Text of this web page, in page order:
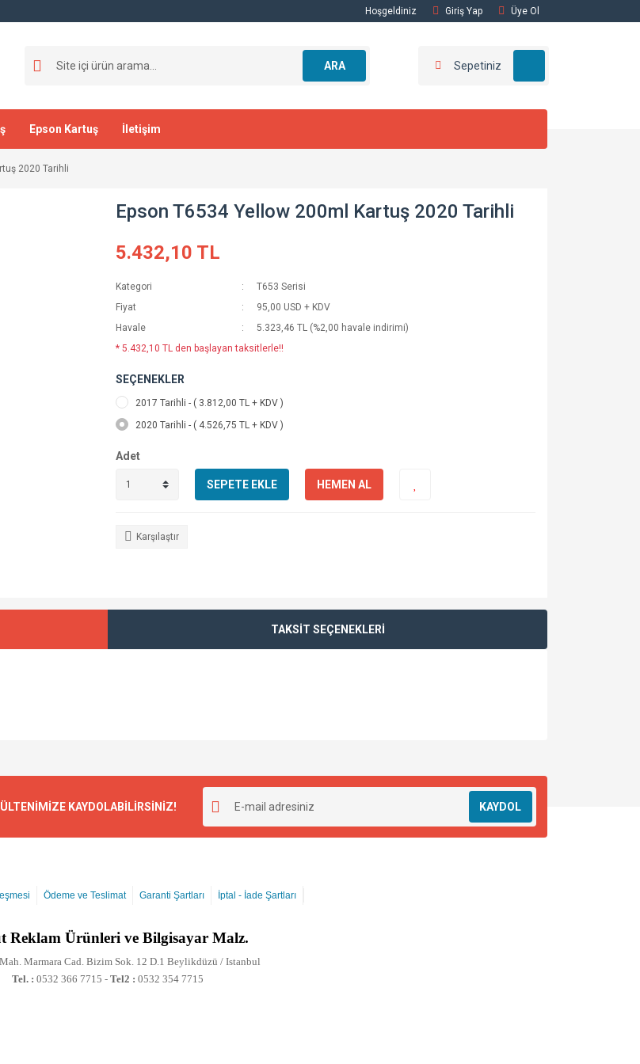
Hoşgeldiniz Giriş Yap Üye Ol
ARA Sepetiniz
Epson Kartuş İletişim
2020 Tarihli
Epson T6534 Yellow 200ml Kartuş 2020 Tarihli
5.432,10 TL
Kategori
T653 Serisi
Fiyat
95,00 USD + KDV
Havale
5.323,46 TL (%2,00 havale indirimi)
* 5.432,10 TL den başlayan taksitlerle!!
SEÇENEKLER
2017 Tarihli - ( 3.812,00 TL + KDV )
2020 Tarihli - ( 4.526,75 TL + KDV )
Adet
SEPETE EKLE HEMEN AL
Karşılaştır
TAKSİT SEÇENEKLERİ
KAYDOLABİLİRSİNİZ! KAYDOL
Ödeme ve Teslimat Garanti Şartları İptal - İade Şartları
Reklam Ürünleri ve Bilgisayar Malz.
Marmara Cad. Bizim Sok. 12 D.1 Beylikdüzü / Istanbul
Tel. : 0532 366 7715 - Tel2 : 0532 354 7715